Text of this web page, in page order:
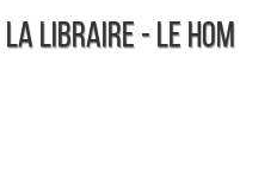
LIBRAIRE - LE HOM